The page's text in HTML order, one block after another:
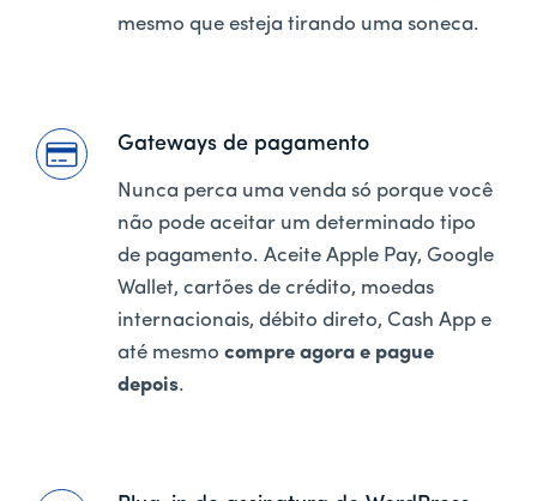
mesmo que esteja tirando uma soneca.
Gateways de pagamento
Nunca perca uma venda só porque você
não pode aceitar um determinado tipo
de pagamento. Aceite Apple Pay, Google
Wallet, cartões de crédito, moedas
internacionais, débito direto, Cash App e
até mesmo compre agora e pague
depois.